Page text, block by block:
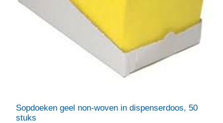
Sopdoeken geel non-woven in dispenserdoos, 50
stuks